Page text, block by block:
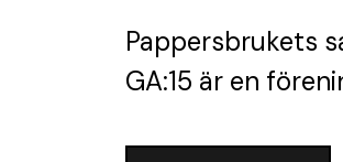
Pappersbrukets
GA:15 är en